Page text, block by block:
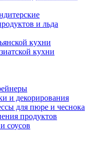
и льда
кухни
кухни
и декорирования
для пюре и чеснока
продуктов
соусов